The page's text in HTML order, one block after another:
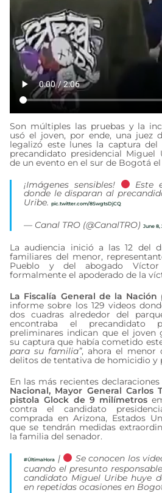
Son múltiples las pruebas y la
usó el joven, por ende, una juez
legalizó este lunes la captura
precandidato presidencial Miguel
de un evento en el sur de Bogotá
¡Imágenes sensibles!
Este
donde le disparan al
Uribe.pic.twitter.com/8SwgtsDjCQ
— Canal TRO (@CanalTRO)June 8,
La audiencia inició a las 12 del
familiares del menor,
Pueblo y del abogado Víctor
formalmente el apoderado de la
La Fiscalía General de la Nación
informe sobre los 129 videos
dos cuadras alrededor del
encontraba el precandidato
preliminares indican que el
su captura que había cometido
para su familia”, ahora el menor
delitos de tentativa de homicidio y
En las más recientes
Nacional, Mayor General Carlos
pistola Glock de 9 milímetros
contra el candidato
comprada en Arizona, Estados
que se tendrán medidas
la familia del senador.
#ÚltimaHora |
Se conocen los
cuando el presunto
candidato Miguel Uribe huye
en repetidas ocasiones en